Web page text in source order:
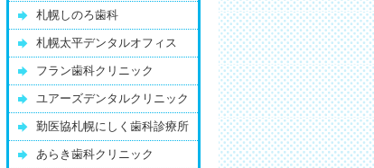
札幌しのろ歯科
札幌太平デンタルオフィス
フラン歯科クリニック
ユアーズデンタルクリニック
勤医協札幌にしく歯科診療所
あらき歯科クリニック